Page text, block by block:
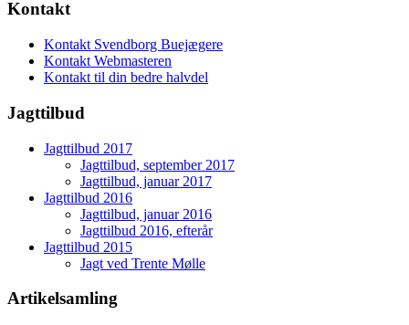
Kontakt
Kontakt Svendborg Buejægere
Kontakt Webmasteren
Kontakt til din bedre halvdel
Jagttilbud
Jagttilbud 2017
Jagttilbud, september 2017
Jagttilbud, januar 2017
Jagttilbud 2016
Jagttilbud, januar 2016
Jagttilbud 2016, efterår
Jagttilbud 2015
Jagt ved Trente Mølle
Artikelsamling